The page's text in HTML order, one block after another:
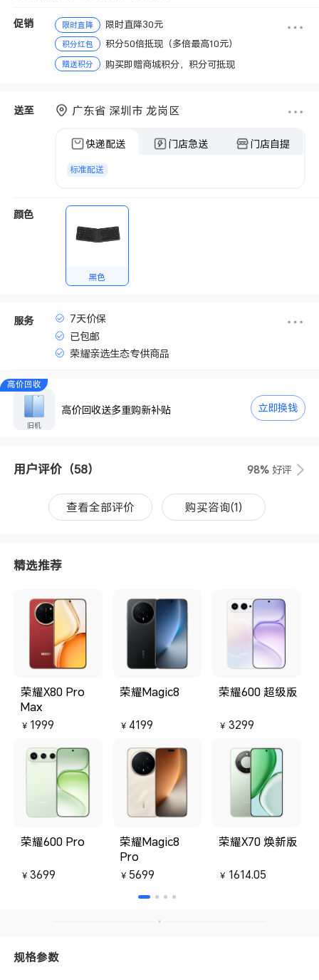
促销 限时直降 限时直降30元
积分红包 积分50倍抵现（多倍最高10元）
赠送积分 购买即赠商城积分，积分可抵现
送至 广东省 深圳市 龙岗区
快递配送 门店急送 门店自提
标准配送
颜色
黑色
服务
7天价保
已包邮
荣耀亲选生态专供商品
高价回收
旧机
高价回收送多重购新补贴 立即换钱
用户评价 （58） 98% 好评
查看全部评价 购买咨询(1)
精选推荐
荣耀X80 Pro
Max
￥ 1999
荣耀Magic8
￥ 4199
荣耀600 超级版
￥ 3299
荣耀600 Pro
￥ 3699
荣耀Magic8
Pro
￥ 5699
荣耀X70 焕新版
￥ 1614.05
规格参数